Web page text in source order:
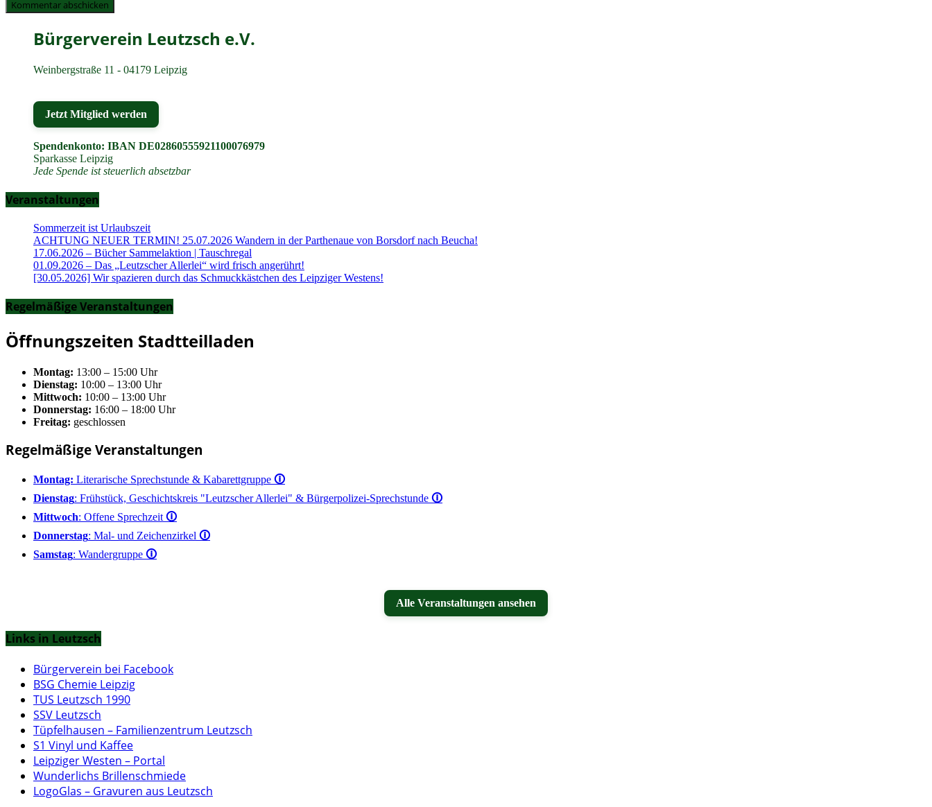
Bürgerverein Leutzsch e.V.
Weinbergstraße 11 - 04179 Leipzig
Jetzt Mitglied werden
Spendenkonto: IBAN DE02860555921100076979
Sparkasse Leipzig
Jede Spende ist steuerlich absetzbar
Veranstaltungen
Sommerzeit ist Urlaubszeit
ACHTUNG NEUER TERMIN! 25.07.2026 Wandern in der Parthenaue von Borsdorf nach Beucha!
17.06.2026 – Bücher Sammelaktion | Tauschregal
01.09.2026 – Das „Leutzscher Allerlei“ wird frisch angerührt!
[30.05.2026] Wir spazieren durch das Schmuckkästchen des Leipziger Westens!
Regelmäßige Veranstaltungen
Öffnungszeiten Stadtteilladen
Montag: 13:00 – 15:00 Uhr
Dienstag: 10:00 – 13:00 Uhr
Mittwoch: 10:00 – 13:00 Uhr
Donnerstag: 16:00 – 18:00 Uhr
Freitag: geschlossen
Regelmäßige Veranstaltungen
Montag: Literarische Sprechstunde & Kabarettgruppe 🛈
Dienstag: Frühstück, Geschichtskreis "Leutzscher Allerlei" & Bürgerpolizei-Sprechstunde 🛈
Mittwoch: Offene Sprechzeit 🛈
Donnerstag: Mal- und Zeichenzirkel 🛈
Samstag: Wandergruppe 🛈
Alle Veranstaltungen ansehen
Links in Leutzsch
Bürgerverein bei Facebook
BSG Chemie Leipzig
TUS Leutzsch 1990
SSV Leutzsch
Tüpfelhausen – Familienzentrum Leutzsch
S1 Vinyl und Kaffee
Leipziger Westen – Portal
Wunderlichs Brillenschmiede
LogoGlas – Gravuren aus Leutzsch